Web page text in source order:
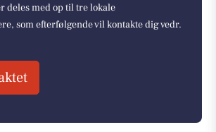
deles med op til tre lokale
som efterfølgende vil kontakte dig vedr.